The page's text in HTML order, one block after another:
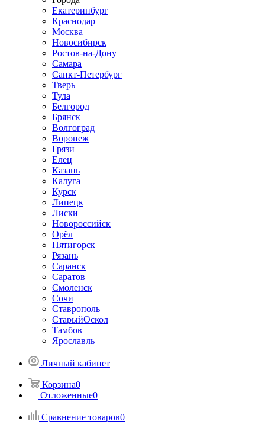
Екатеринбург
Краснодар
Москва
Новосибирск
Ростов-на-Дону
Самара
Санкт-Петербург
Тверь
Тула
Белгород
Брянск
Волгоград
Воронеж
Грязи
Елец
Казань
Калуга
Курск
Липецк
Лиски
Новороссийск
Орёл
Пятигорск
Рязань
Саранск
Саратов
Смоленск
Сочи
Ставрополь
СтарыйОскол
Тамбов
Ярославль
Личный кабинет
Корзина0
Отложенные0
Сравнение товаров0